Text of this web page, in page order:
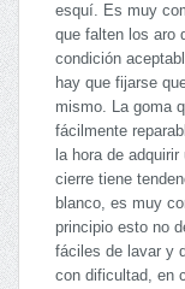
esquí. Es muy
que falten los aro
condición
hay que fijarse
mismo. La goma
fácilmente
la hora de
cierre tiene
blanco, es muy
principio esto no
fáciles de lavar y
con dificultad, en